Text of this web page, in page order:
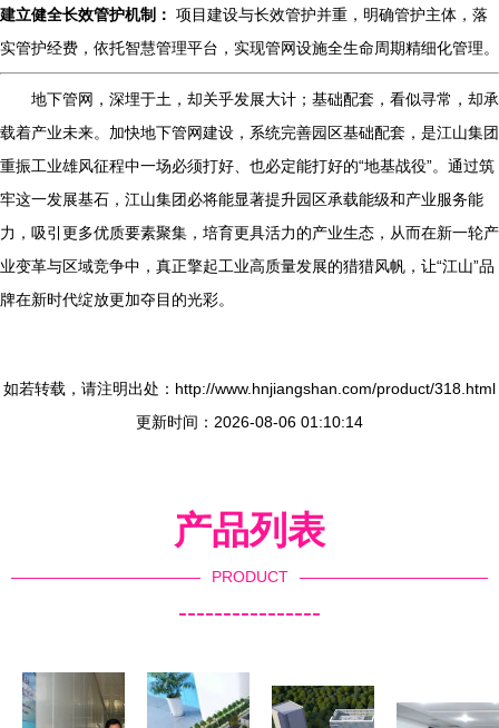
建立健全长效管护机制： 项目建设与长效管护并重，明确管护主体，落
实管护经费，依托智慧管理平台，实现管网设施全生命周期精细化管理。
地下管网，深埋于土，却关乎发展大计；基础配套，看似寻常，却承
载着产业未来。加快地下管网建设，系统完善园区基础配套，是江山集团
重振工业雄风征程中一场必须打好、也必定能打好的“地基战役”。通过筑
牢这一发展基石，江山集团必将能显著提升园区承载能级和产业服务能
力，吸引更多优质要素聚集，培育更具活力的产业生态，从而在新一轮产
业变革与区域竞争中，真正擎起工业高质量发展的猎猎风帆，让“江山”品
牌在新时代绽放更加夺目的光彩。
如若转载，请注明出处：http://www.hnjiangshan.com/product/318.html
更新时间：2026-08-06 01:10:14
产品列表
PRODUCT
----------------